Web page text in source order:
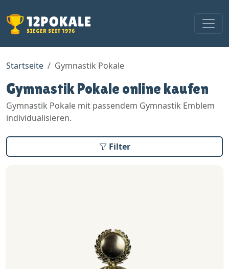
Startseite Gymnastik Pokale
Gymnastik Pokale online kaufen
Gymnastik Pokale mit passendem Gymnastik Emblem
individualisieren.
Filter